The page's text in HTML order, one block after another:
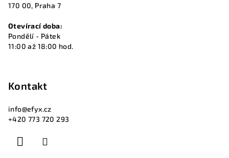
170 00, Praha 7
Otevírací doba:
Pondělí - Pátek
11:00 až 18:00 hod.
Kontakt
info@efyx.cz
+420 773 720 293